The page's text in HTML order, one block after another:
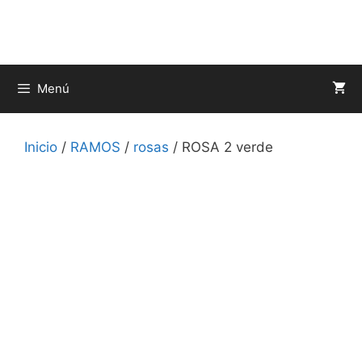
Menú
Inicio / RAMOS / rosas / ROSA 2 verde